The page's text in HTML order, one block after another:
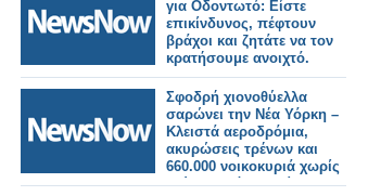
για Οδοντωτό: Είστε
επικίνδυνος, πέφτουν
βράχοι και ζητάτε να τον
κρατήσουμε ανοιχτό.
Σφοδρή χιονοθύελλα
σαρώνει την Νέα Υόρκη –
Κλειστά αεροδρόμια,
ακυρώσεις τρένων και
660.000 νοικοκυριά χωρίς
ρεύμα [εικόνες - βίντεο]